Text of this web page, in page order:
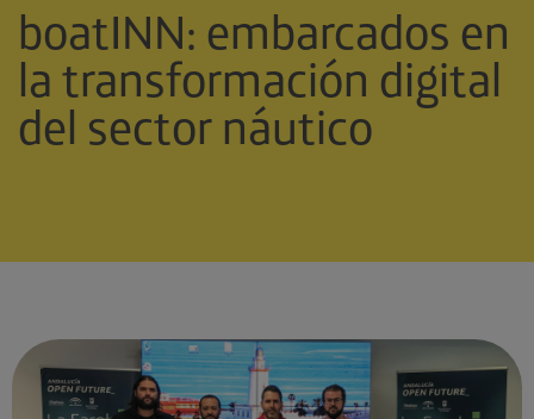
boatINN: embarcados en
la transformación digital
del sector náutico